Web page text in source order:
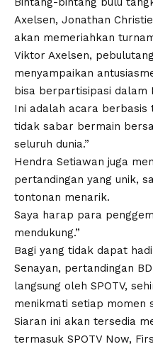
Axelsen, Jonathan
akan memeriahkan
Viktor Axelsen,
menyampaikan
bisa berpartisipasi dalam
Ini adalah acara berbasis
tidak sabar bermain
seluruh dunia.”
Hendra Setiawan juga
pertandingan yang unik,
tontonan menarik.
Saya harap para
mendukung.”
Bagi yang tidak dapat
Senayan, pertandingan
langsung oleh SPOTV,
menikmati setiap momen
Siaran ini akan tersedia
termasuk SPOTV Now,